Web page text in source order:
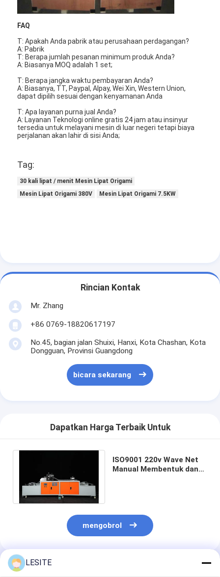
Berita
Mesin Pembuat Filter Udara
Mesin Manufaktur Filter Udara
Mesin Pembuat Filter Saku
Mesin Memukau Semi Otomatis
Frame Welder
Filter Kantong Debu
Filter udara Mesin pembuatan kerangka
FAQ
T: Apakah Anda pabrik atau perusahaan perdagangan?
A: Pabrik
T: Berapa jumlah pesanan minimum produk Anda?
A: Biasanya MOQ adalah 1 set;
T: Berapa jangka waktu pembayaran Anda?
A: Biasanya, TT, Paypal, Alpay, Wei Xin, Western Union,
dapat dipilih sesuai dengan kenyamanan Anda
T: Apa layanan purna jual Anda?
A: Layanan Teknologi online gratis 24 jam atau insinyur
tersedia untuk melayani mesin di luar negeri tetapi biaya
perjalanan akan lahir di sisi Anda;
Tag:
30 kali lipat / menit Mesin Lipat Origami
Mesin Lipat Origami 380V
Mesin Lipat Origami 7.5KW
Rincian Kontak
Mr. Zhang
+86 0769-18820617197
No.45, bagian jalan Shuixi, Hanxi, Kota Chashan, Kota
Dongguan, Provinsi Guangdong
bicara sekarang
Dapatkan Harga Terbaik Untuk
ISO9001 220v Wave Net
Manual Membentuk dan
mengobrol
Rekomendasi Produk
LESITE